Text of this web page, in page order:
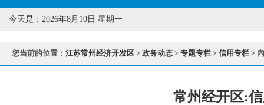
今天是： 2026年8月10日 星期一
您当前的位置： 江苏常州经济开发区 > 政务动态 > 专题专栏 > 信用专栏 >
常州经开区: